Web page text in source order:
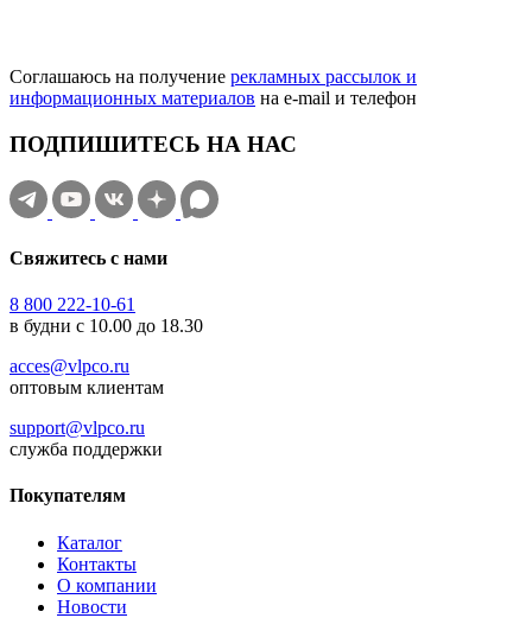
Соглашаюсь на получение рекламных рассылок и
информационных материалов на e‑mail и телефон
ПОДПИШИТЕСЬ НА НАС
Свяжитесь с нами
8 800 222-10-61
в будни с 10.00 до 18.30
acces@vlpco.ru
оптовым клиентам
support@vlpco.ru
служба поддержки
Покупателям
Каталог
Контакты
О компании
Новости